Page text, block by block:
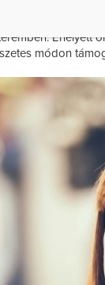
az emberek
Ehelyett
módon